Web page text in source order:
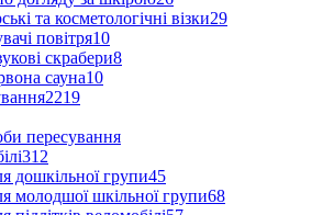
та косметологічні візки29
повітря10
скрабери8
сауна10
2219
пересування
312
дошкільної групи45
молодшої шкільної групи68